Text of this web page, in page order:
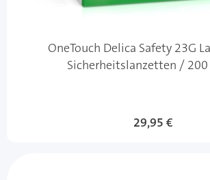
OneTouch Delica Safety 23G
Sicherheitslanzetten / 200
29,95 €